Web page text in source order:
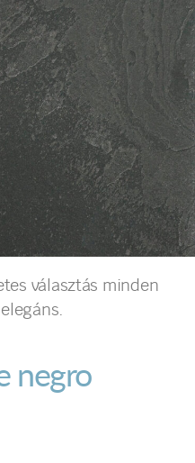
választás minden
negro